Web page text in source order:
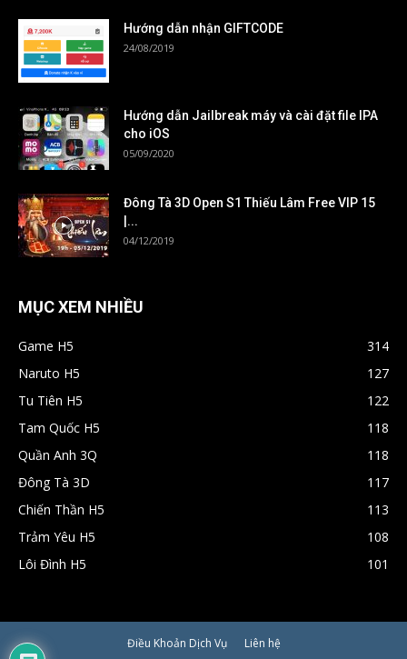
Hướng dẫn nhận GIFTCODE
24/08/2019
Hướng dẫn Jailbreak máy và cài đặt file IPA
cho iOS
05/09/2020
Đông Tà 3D Open S1 Thiếu Lâm Free VIP 15
|...
04/12/2019
MỤC XEM NHIỀU
Game H5
314
Naruto H5
127
Tu Tiên H5
122
Tam Quốc H5
118
Quần Anh 3Q
118
Đông Tà 3D
117
Chiến Thần H5
113
Trảm Yêu H5
108
Lôi Đình H5
101
Điều Khoản Dịch Vụ Liên hệ